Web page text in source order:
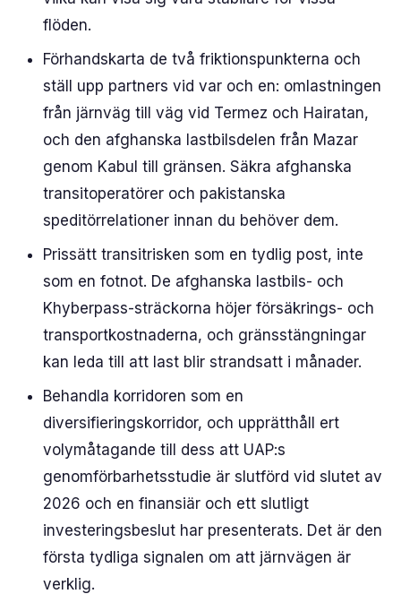
flöden.
Förhandskarta de två friktionspunkterna och
ställ upp partners vid var och en: omlastningen
från järnväg till väg vid Termez och Hairatan,
och den afghanska lastbilsdelen från Mazar
genom Kabul till gränsen. Säkra afghanska
transitoperatörer och pakistanska
speditörrelationer innan du behöver dem.
Prissätt transitrisken som en tydlig post, inte
som en fotnot. De afghanska lastbils- och
Khyberpass-sträckorna höjer försäkrings- och
transportkostnaderna, och gränsstängningar
kan leda till att last blir strandsatt i månader.
Behandla korridoren som en
diversifieringskorridor, och upprätthåll ert
volymåtagande till dess att UAP:s
genomförbarhetsstudie är slutförd vid slutet av
2026 och en finansiär och ett slutligt
investeringsbeslut har presenterats. Det är den
första tydliga signalen om att järnvägen är
verklig.